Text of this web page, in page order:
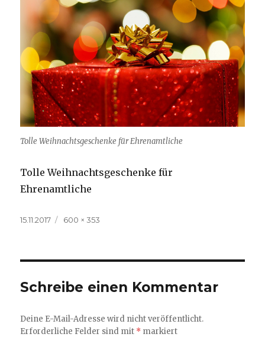
Tolle Weihnachtsgeschenke für Ehrenamtliche
Tolle Weihnachtsgeschenke für
Ehrenamtliche
Veröffentlicht
15.11.2017
Volle
600 × 353
Schreibe einen Kommentar
Deine E-Mail-Adresse wird nicht veröffentlicht.
Erforderliche Felder sind mit * markiert